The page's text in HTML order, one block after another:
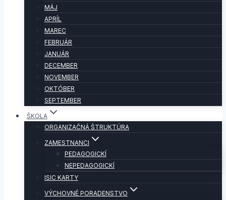
MÁJ
APRÍL
MAREC
FEBRUÁR
JANUÁR
DECEMBER
NOVEMBER
OKTÓBER
SEPTEMBER
ŠKOLA
ORGANIZAČNÁ ŠTRUKTÚRA
ZAMESTNANCI
PEDAGOGICKÍ
NEPEDAGOGICKÍ
ISIC KARTY
VÝCHOVNÉ PORADENSTVO